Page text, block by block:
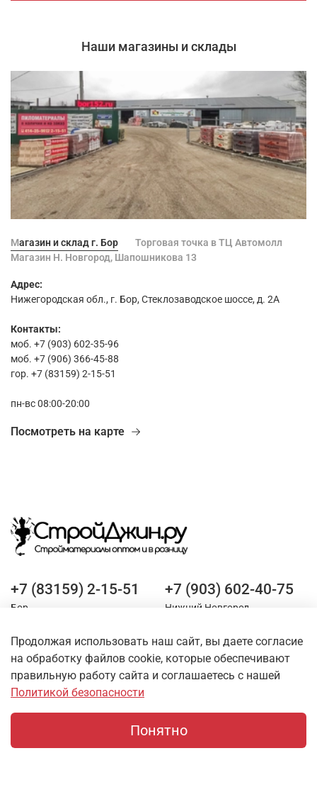
Наши магазины и склады
Магазин и склад г. Бор
Торговая точка в ТЦ Автомолл
Магазин Н. Новгород, Шапошникова 13
Адрес:
Нижегородская обл., г. Бор, Стеклозаводское шоссе, д. 2А
Контакты:
моб. +7 (903) 602-35-96
моб. +7 (906) 366-45-88
гор. +7 (83159) 2-15-51
пн-вс 08:00-20:00
Посмотреть на карте
+7 (83159) 2-15-51
Бор
+7 (903) 602-40-75
Нижний Новгород
Оставайтесь на связи
Продолжая использовать наш сайт, вы даете согласие
на обработку файлов cookie, которые обеспечивают
правильную работу сайта и соглашаетесь с нашей
Политикой безопасности
Понятно